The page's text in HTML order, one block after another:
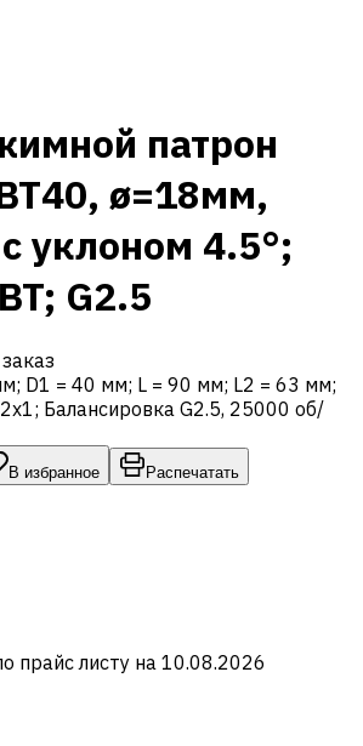
патрон
ø=18мм,
уклоном 4.5°;
G2.5
D1 = 40 мм; L = 90 мм; L2 = 63 мм;
Балансировка G2.5, 25000 об/
В избранное Распечатать
прайс листу на 10.08.2026